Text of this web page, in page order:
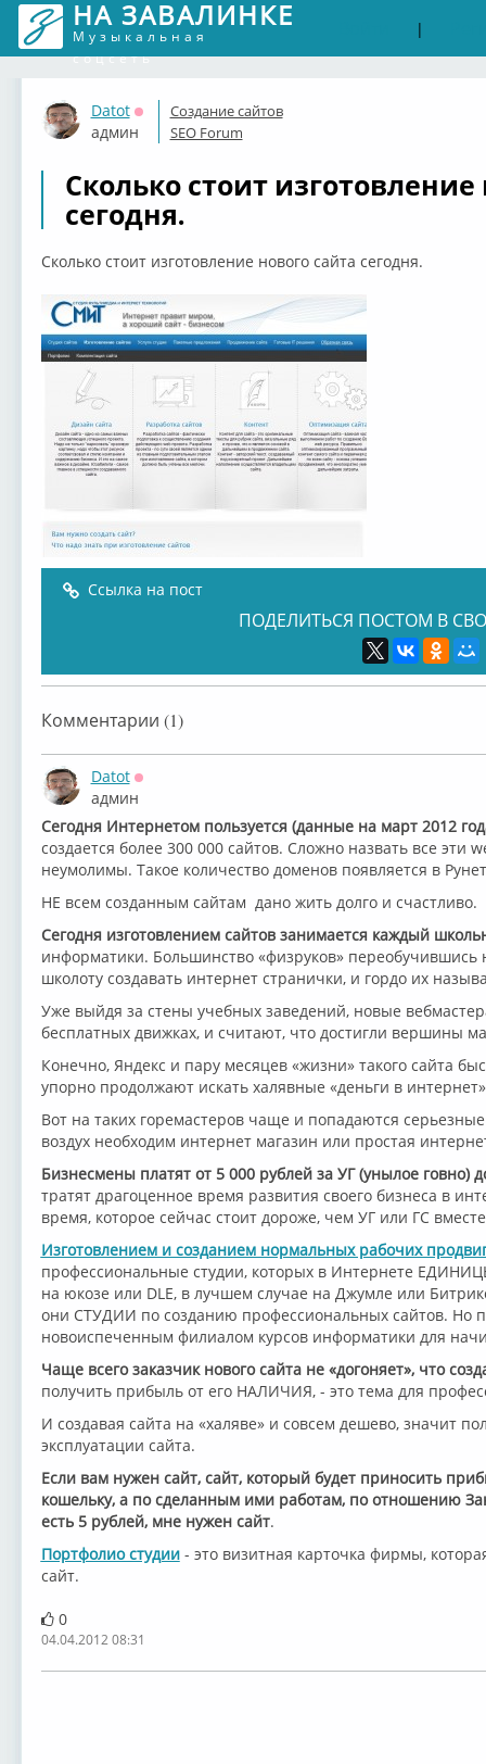
НА ЗАВАЛИНКЕ
Музыкальная
соцсеть
|
Datot
Оффлайн
админ
Создание сайтов
SEO Forum
Сколько стоит изготовление
сегодня.
Сколько стоит изготовление нового сайта сегодня.
Ссылка на пост
ПОДЕЛИТЬСЯ ПОСТОМ В
Комментарии (1)
Datot
Оффлайн
админ
Сегодня Интернетом пользуется (данные на март 2012
создается более 300 000 сайтов. Сложно назвать все
неумолимы. Такое количество доменов появляется в
НЕ всем созданным сайтам дано жить долго и счастливо.
Сегодня изготовлением сайтов занимается каждый
информатики. Большинство «физруков» переобучившись
школоту создавать интернет странички, и гордо их
Уже выйдя за стены учебных заведений, новые
бесплатных движках, и считают, что достигли вершины
Конечно, Яндекс и пару месяцев «жизни» такого сайта
упорно продолжают искать халявные «деньги в
Вот на таких горемастеров чаще и попадаются
воздух необходим интернет магазин или простая
Бизнесмены платят от 5 000 рублей за УГ (унылое говно)
тратят драгоценное время развития своего бизнеса в
время, которое сейчас стоит дороже, чем УГ или ГС
Изготовлением и созданием нормальных рабочих
профессиональные студии, которых в Интернете
на юкозе или DLE, в лучшем случае на Джумле или
они СТУДИИ по созданию профессиональных сайтов. Но
новоиспеченным филиалом курсов информатики для
Чаще всего заказчик нового сайта не «догоняет», что
получить прибыль от его НАЛИЧИЯ, - это тема для
И создавая сайта на «халяве» и совсем дешево, значит
эксплуатации сайта.
Если вам нужен сайт, сайт, который будет приносить
кошельку, а по сделанным ими работам, по отношению
есть 5 рублей, мне нужен сайт.
Портфолио студии- это визитная карточка фирмы,
сайт.
0
04.04.2012 08:31